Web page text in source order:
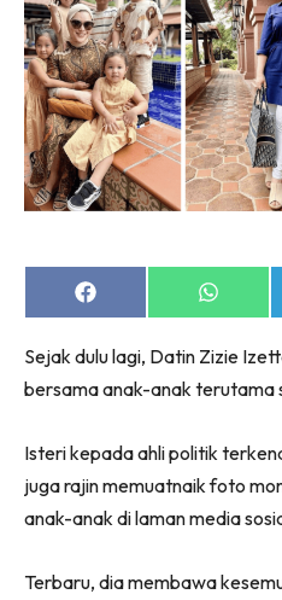
Share
on
Share
on
Sejak dulu lagi, Datin Zizie
bersama anak-anak terutama
Isteri kepada ahli politik
juga rajin memuatnaik foto
anak-anak di laman media
Terbaru, dia membawa